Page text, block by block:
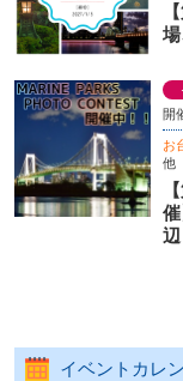
開
お
他
辺
イベントカレ